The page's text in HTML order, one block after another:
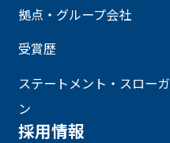
拠点・グループ会社
受賞歴
ステートメント・スローガ
ン
採用情報